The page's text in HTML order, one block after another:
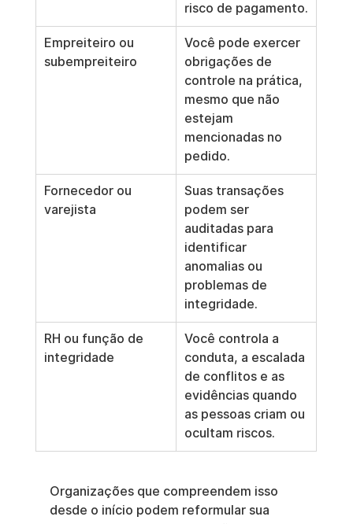
risco de pagamento.
Empreiteiro ou
subempreiteiro
Você pode exercer
obrigações de
controle na prática,
mesmo que não
estejam
mencionadas no
pedido.
Fornecedor ou
varejista
Suas transações
podem ser
auditadas para
identificar
anomalias ou
problemas de
integridade.
RH ou função de
integridade
Você controla a
conduta, a escalada
de conflitos e as
evidências quando
as pessoas criam ou
ocultam riscos.
Organizações que compreendem isso
desde o início podem reformular sua